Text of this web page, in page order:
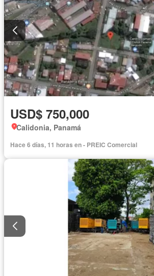
USD$ 750,000
Calidonia, Panamá
Hace 6 días, 11 horas en - PREIC Comercial